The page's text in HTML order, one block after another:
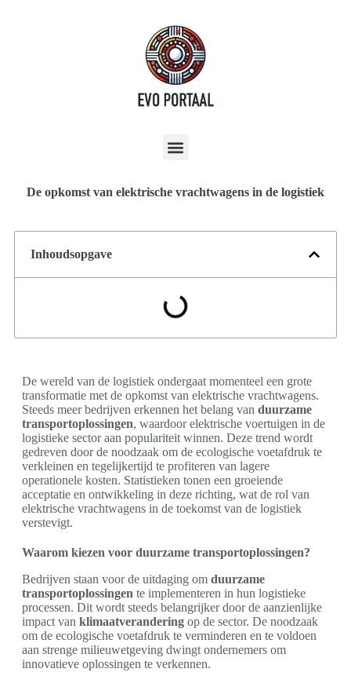
De opkomst van elektrische vrachtwagens in de logistiek
Inhoudsopgave
De wereld van de logistiek ondergaat momenteel een grote
transformatie met de opkomst van elektrische vrachtwagens.
Steeds meer bedrijven erkennen het belang van duurzame
transportoplossingen, waardoor elektrische voertuigen in de
logistieke sector aan populariteit winnen. Deze trend wordt
gedreven door de noodzaak om de ecologische voetafdruk te
verkleinen en tegelijkertijd te profiteren van lagere
operationele kosten. Statistieken tonen een groeiende
acceptatie en ontwikkeling in deze richting, wat de rol van
elektrische vrachtwagens in de toekomst van de logistiek
verstevigt.
Waarom kiezen voor duurzame transportoplossingen?
Bedrijven staan voor de uitdaging om duurzame
transportoplossingen te implementeren in hun logistieke
processen. Dit wordt steeds belangrijker door de aanzienlijke
impact van klimaatverandering op de sector. De noodzaak
om de ecologische voetafdruk te verminderen en te voldoen
aan strenge milieuwetgeving dwingt ondernemers om
innovatieve oplossingen te verkennen.